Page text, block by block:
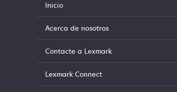
Inicio
Acerca de nosotros
Contacte a Lexmark
Lexmark Connect